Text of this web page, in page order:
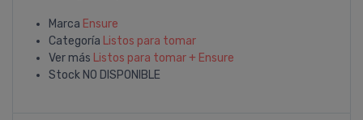
Marca Ensure
Categoría Listos para tomar
Ver más Listos para tomar + Ensure
Stock NO DISPONIBLE